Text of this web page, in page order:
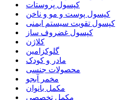
کپسول پروستات
کپسول پوست و مو و ناخن
کپسول تقویت سیستم ایمنی
کپسول غضروف ساز
کلاژن
گلوکزامین
مادر و کودک
محصولات جنسی
مخمر آبجو
مکمل بانوان
مکمل تخصصی